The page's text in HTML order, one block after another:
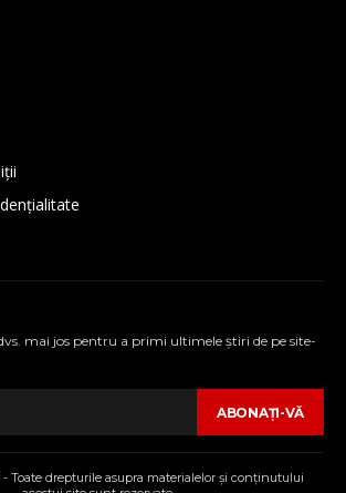
mai jos pentru a primi ultimele ştiri de pe site-
ABONAŢI-VĂ
- Toate drepturile asupra materialelor şi conţinutului